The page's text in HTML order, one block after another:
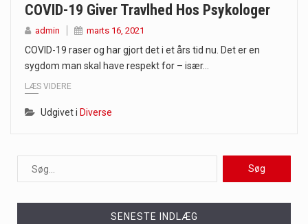
COVID-19 Giver Travlhed Hos Psykologer
admin marts 16, 2021
COVID-19 raser og har gjort det i et års tid nu. Det er en
sygdom man skal have respekt for – især…
LÆS VIDERE
Udgivet i Diverse
SENESTE INDLÆG